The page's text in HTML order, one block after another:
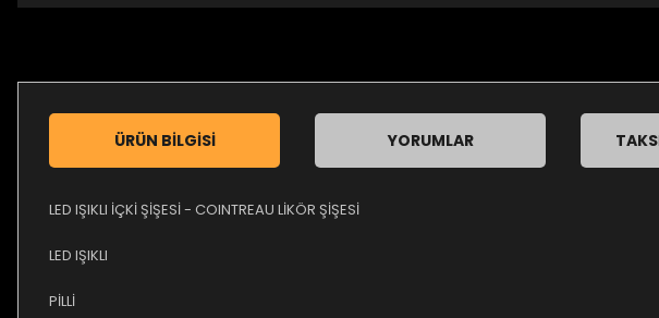
ÜRÜN BILGISI YORUMLAR
LED IŞIKLI İÇKİ ŞİŞESİ - COINTREAU LİKÖR ŞİŞESİ
LED IŞIKLI
PİLLİ